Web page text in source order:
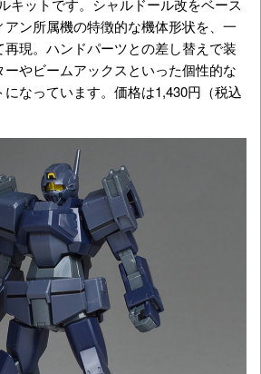
キットです。シャルドール改をベース
ン所属機の特徴的な機体形状を、一
現。ハンドパーツとの差し替えで装
やビームアックスといった個性的な
なっています。価格は1,430円（税込